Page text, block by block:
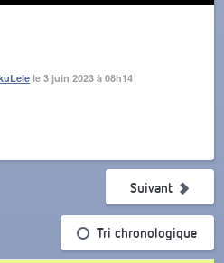
le 3 juin 2023 à 08h14
Tri chronologique
Suivant